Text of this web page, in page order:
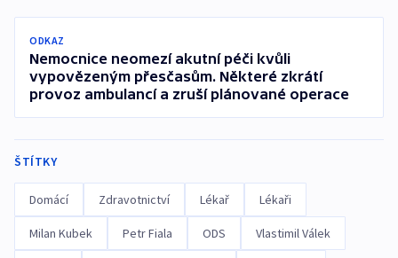
ODKAZ
Nemocnice neomezí akutní péči kvůli
vypovězeným přesčasům. Některé zkrátí
provoz ambulancí a zruší plánované operace
ŠTÍTKY
Domácí Zdravotnictví Lékař Lékaři
Milan Kubek Petr Fiala ODS Vlastimil Válek